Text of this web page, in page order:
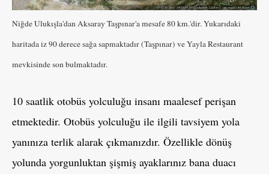
Niğde Ulukışla'dan Aksaray Taşpınar'a mesafe 80 km.'dir. Yukarıdaki
haritada iz 90 derece sağa sapmaktadır (Taşpınar) ve Yayla Restaurant
mevkisinde son bulmaktadır.
10 saatlik otobüs yolculuğu insanı maalesef perişan
etmektedir. Otobüs yolculuğu ile ilgili tavsiyem yola
yanınıza terlik alarak çıkmanızdır. Özellikle dönüş
yolunda yorgunluktan şişmiş ayaklarınız bana duacı